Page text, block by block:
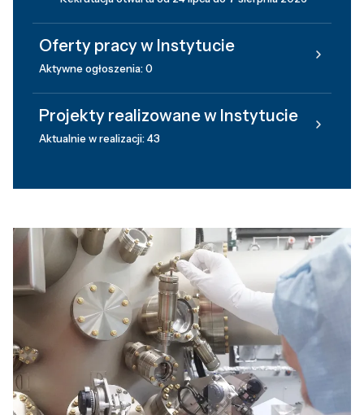
Oferty pracy w Instytucie
Aktywne ogłoszenia: 0
Projekty realizowane w Instytucie
Aktualnie w realizacji: 43